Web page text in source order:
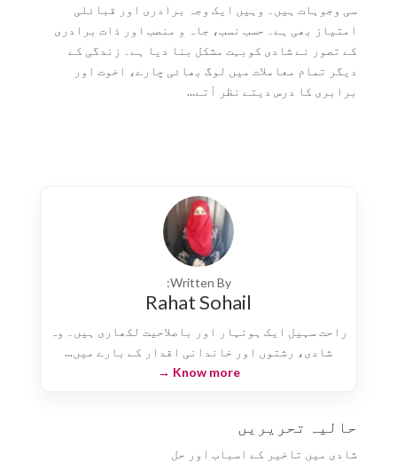
سی وجوہات ہیں۔ وہیں ایک وجہ برادری اور قبائلی
امتیاز بھی ہے۔ حسب نسب، جاہ و منصب اور ذات برادری
کے تصور نے شادی کوبہت مشکل بنا دیا ہے۔ زندگی کے
دیگر تمام معاملات میں لوگ بھائی چارے، اخوت اور
برابری کا درس دیتے نظر آتے...
Written By:
Rahat Sohail
راحت سہیل ایک ہونہار اور باصلاحیت لکھاری ہیں۔ وہ
شادی، رشتوں اور خاندانی اقدار کے بارے میں...
Know more →
حالیہ تحریریں
شادی میں تاخیر کے اسباب اور حل